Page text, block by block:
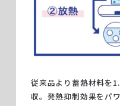
従来品より蓄熱材料を
収。発熱抑制効果をパ